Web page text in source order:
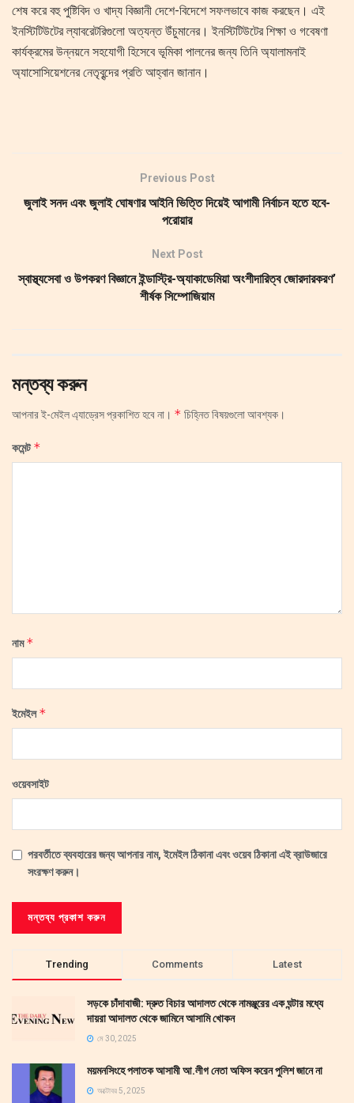
শেষ করে বহু পুষ্টিবিদ ও খাদ্য বিজ্ঞানী দেশে-বিদেশে সফলভাবে কাজ করছেন। এই
ইনস্টিটিউটের ল্যাবরেটরিগুলো অত্যন্ত উঁচুমানের। ইনস্টিটিউটের শিক্ষা ও গবেষণা
কার্যক্রমের উন্নয়নে সহযোগী হিসেবে ভূমিকা পালনের জন্য তিনি অ্যালামনাই
অ্যাসোসিয়েশনের নেতৃবৃন্দের প্রতি আহ্বান জানান।
Previous Post
জুলাই সনদ এবং জুলাই ঘোষণার আইনি ভিত্তি দিয়েই আগামী নির্বাচন হতে হবে-
পরোয়ার
Next Post
স্বাস্থ্যসেবা ও উপকরণ বিজ্ঞানে ইন্ডাস্ট্রি-অ্যাকাডেমিয়া অংশীদারিত্ব জোরদারকরণ’
শীর্ষক সিম্পোজিয়াম
মন্তব্য করুন
আপনার ই-মেইল এ্যাড্রেস প্রকাশিত হবে না। * চিহ্নিত বিষয়গুলো আবশ্যক।
কমেন্ট*
নাম*
ইমেইল*
ওয়েবসাইট
পরবর্তীতে ব্যবহারের জন্য আপনার নাম, ইমেইল ঠিকানা এবং ওয়েব ঠিকানা এই ব্রাউজারে
সংরক্ষণ করুন।
Trending Comments Latest
সড়কে চাঁদাবাজী: দ্রুত বিচার আদালত থেকে নামঞ্জুরের এক ঘন্টার মধ্যে
দায়রা আদালত থেকে জামিনে আসামি খোকন
মে 30, 2025
ময়মনসিংহে পলাতক আসামী আ.লীগ নেতা অফিস করেন পুলিশ জানে না
অক্টোবর 5, 2025